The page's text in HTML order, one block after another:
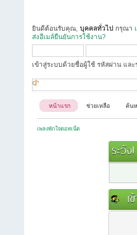
ยินดีต้อนรับคุณ, บุคคลทั่วไป กรุณา
ส่งอีเมล์ยืนยันการใช้งาน?
เข้าสู่ระบบด้วยชื่อผู้ใช้ รหัสผ่าน และ
หน้าแรก ช่วยเหลือ ค้น
เพลงพักใจดอทเน็ต
ระวัง!
เ